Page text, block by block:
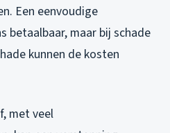
Een eenvoudige
betaalbaar, maar bij schade
kunnen de kosten
met veel